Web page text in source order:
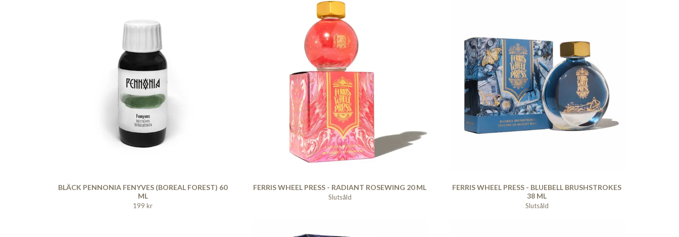
BLÄCK PENNONIA FENYVES (BOREAL FOREST) 60
ML
199 kr
FERRIS WHEEL PRESS - RADIANT ROSEWING 20 ML
Slutsåld
FERRIS WHEEL PRESS - BLUEBELL BRUSHSTROKES
38 ML
Slutsåld